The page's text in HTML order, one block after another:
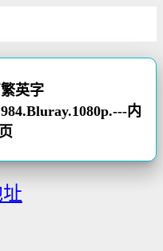
英字
内